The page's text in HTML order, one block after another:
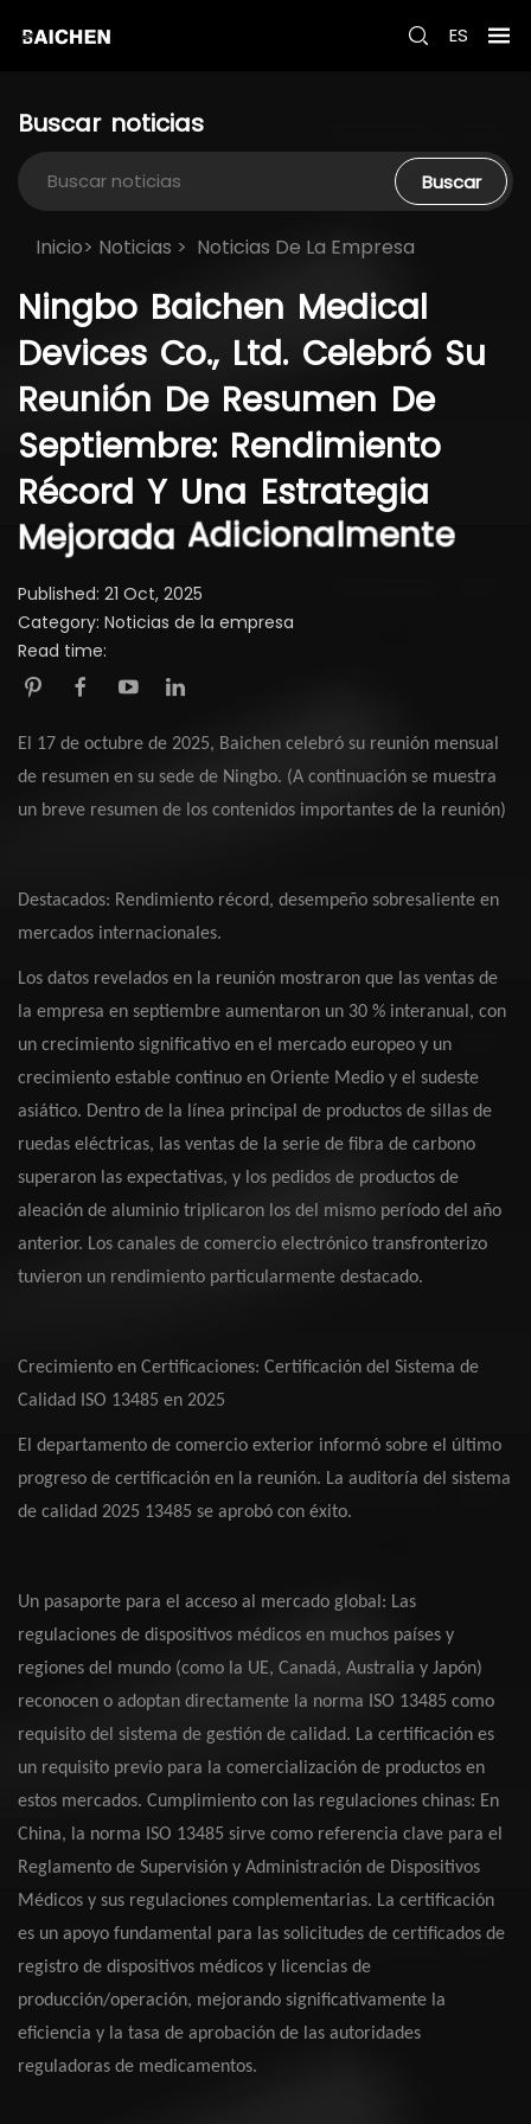
ES
Buscar noticias
Buscar
Inicio> Noticias > Noticias De La Empresa
Ningbo Baichen Medical
Devices Co., Ltd. Celebró Su
Reunión De Resumen De
Septiembre: Rendimiento
Récord Y Una Estrategia
Mejorada Adicionalmente
Published: 21 Oct, 2025
Category: Noticias de la empresa
Read time:
El 17 de octubre de 2025, Baichen celebró su reunión mensual
de resumen en su sede de Ningbo. (A continuación se muestra
un breve resumen de los contenidos importantes de la reunión)
Destacados: Rendimiento récord, desempeño sobresaliente en
mercados internacionales.
Los datos revelados en la reunión mostraron que las ventas de
la empresa en septiembre aumentaron un 30 % interanual, con
un crecimiento significativo en el mercado europeo y un
crecimiento estable continuo en Oriente Medio y el sudeste
asiático. Dentro de la línea principal de productos de sillas de
ruedas eléctricas, las ventas de la serie de fibra de carbono
superaron las expectativas, y los pedidos de productos de
aleación de aluminio triplicaron los del mismo período del año
anterior. Los canales de comercio electrónico transfronterizo
tuvieron un rendimiento particularmente destacado.
Crecimiento en Certificaciones: Certificación del Sistema de
Calidad ISO 13485 en 2025
El departamento de comercio exterior informó sobre el último
progreso de certificación en la reunión. La auditoría del sistema
de calidad 2025 13485 se aprobó con éxito.
Un pasaporte para el acceso al mercado global: Las
regulaciones de dispositivos médicos en muchos países y
regiones del mundo (como la UE, Canadá, Australia y Japón)
reconocen o adoptan directamente la norma ISO 13485 como
requisito del sistema de gestión de calidad. La certificación es
un requisito previo para la comercialización de productos en
estos mercados. Cumplimiento con las regulaciones chinas: En
China, la norma ISO 13485 sirve como referencia clave para el
Reglamento de Supervisión y Administración de Dispositivos
Médicos y sus regulaciones complementarias. La certificación
es un apoyo fundamental para las solicitudes de certificados de
registro de dispositivos médicos y licencias de
producción/operación, mejorando significativamente la
eficiencia y la tasa de aprobación de las autoridades
reguladoras de medicamentos.